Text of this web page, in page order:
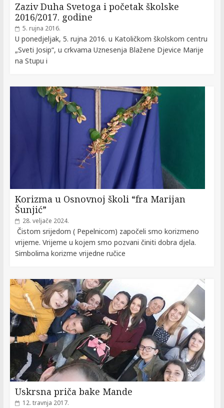
Zaziv Duha Svetoga i početak školske
2016/2017. godine
5. rujna 2016.
U ponedjeljak, 5. rujna 2016. u Katoličkom školskom centru
„Sveti Josip“, u crkvama Uznesenja Blažene Djevice Marije
na Stupu i
Korizma u Osnovnoj školi “fra Marijan
Šunjić”
28. veljače 2024.
Čistom srijedom ( Pepelnicom) započeli smo korizmeno
vrijeme. Vrijeme u kojem smo pozvani činiti dobra djela.
Simbolima korizme vrijedne ručice
Uskrsna priča bake Mande
12. travnja 2017.